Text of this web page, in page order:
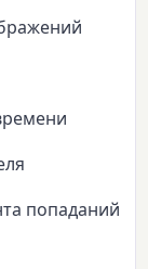
попаданий